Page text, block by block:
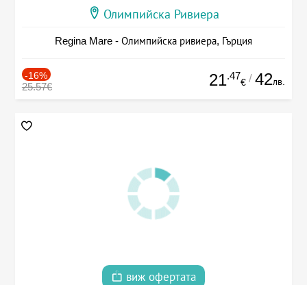
Олимпийска Ривиера
Regina Mare - Олимпийска ривиера, Гърция
-16%
25.57€ 21.47
€ / 42лв.
виж офертата